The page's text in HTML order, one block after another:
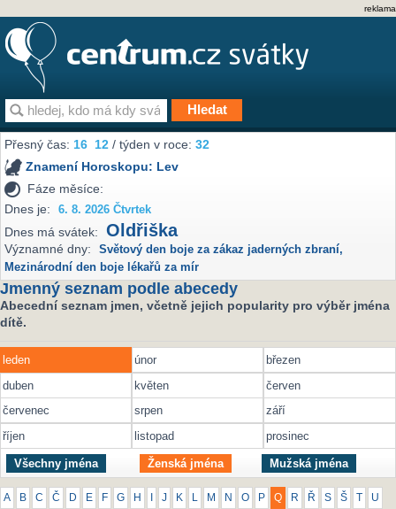
reklama
Přesný čas:16 12 / týden v roce:32
Znamení Horoskopu: Lev
Fáze měsíce:
Dnes je:
6. 8. 2026 Čtvrtek
Dnes má svátek: Oldřiška
Významné dny: Světový den boje za zákaz jaderných zbraní,
Mezinárodní den boje lékařů za mír
Jmenný seznam podle abecedy
Abecední seznam jmen, včetně jejich popularity pro výběr jména
dítě.
leden únor
březen
duben
květen
červen
červenec
srpen
září
říjen
listopad prosinec
Všechny jména Ženská jména Mužská jména
A B C Č D E F G H J K M N O P Q R Ř S Š U